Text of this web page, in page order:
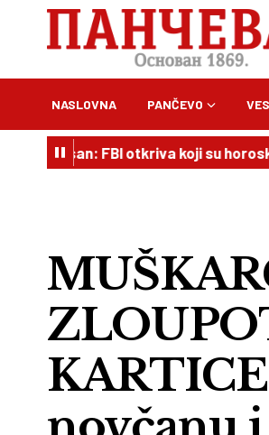
NASLOVNA PANČEVO
FBI otkriva koji su horoskopski